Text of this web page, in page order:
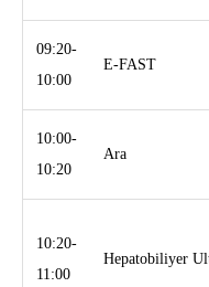
09:20-
10:00
E-FAST
10:00-
10:20
Ara
10:20-
11:00
Hepatobiliyer